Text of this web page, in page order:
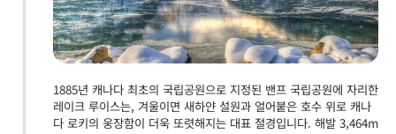
1885년 캐나다 최초의 국립공원으로 지정된 밴프 국립공원에 자리한
레이크 루이스는, 겨울이면 새하얀 설원과 얼어붙은 호수 위로 캐나
다 로키의 웅장함이 더욱 또렷해지는 대표 절경입니다. 해발 3,464m